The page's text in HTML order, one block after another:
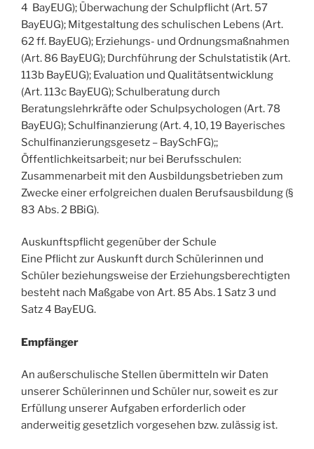
4 BayEUG); Überwachung der Schulpflicht (Art. 57
BayEUG); Mitgestaltung des schulischen Lebens (Art.
62 ff. BayEUG); Erziehungs- und Ordnungsmaßnahmen
(Art. 86 BayEUG); Durchführung der Schulstatistik (Art.
113b BayEUG); Evaluation und Qualitätsentwicklung
(Art. 113c BayEUG); Schulberatung durch
Beratungslehrkräfte oder Schulpsychologen (Art. 78
BayEUG); Schulfinanzierung (Art. 4, 10, 19 Bayerisches
Schulfinanzierungsgesetz – BaySchFG);;
Öffentlichkeitsarbeit; nur bei Berufsschulen:
Zusammenarbeit mit den Ausbildungsbetrieben zum
Zwecke einer erfolgreichen dualen Berufsausbildung (§
83 Abs. 2 BBiG).
Auskunftspflicht gegenüber der Schule
Eine Pflicht zur Auskunft durch Schülerinnen und
Schüler beziehungsweise der Erziehungsberechtigten
besteht nach Maßgabe von Art. 85 Abs. 1 Satz 3 und
Satz 4 BayEUG.
Empfänger
An außerschulische Stellen übermitteln wir Daten
unserer Schülerinnen und Schüler nur, soweit es zur
Erfüllung unserer Aufgaben erforderlich oder
anderweitig gesetzlich vorgesehen bzw. zulässig ist.